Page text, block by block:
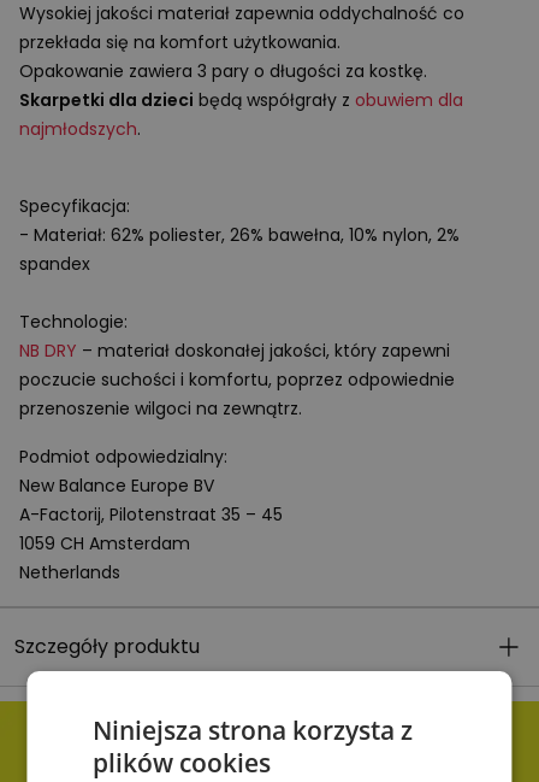
Wysokiej jakości materiał zapewnia oddychalność co
przekłada się na komfort użytkowania.
Opakowanie zawiera 3 pary o długości za kostkę.
Skarpetki dla dzieci będą współgrały z obuwiem dla
najmłodszych.
Specyfikacja:
- Materiał: 62% poliester, 26% bawełna, 10% nylon, 2%
spandex
Technologie:
NB DRY – materiał doskonałej jakości, który zapewni
poczucie suchości i komfortu, poprzez odpowiednie
przenoszenie wilgoci na zewnątrz.
Podmiot odpowiedzialny:
New Balance Europe BV
A-Factorij, Pilotenstraat 35 – 45
1059 CH Amsterdam
Netherlands
Szczegóły produktu
Niniejsza strona korzysta z
plików cookies